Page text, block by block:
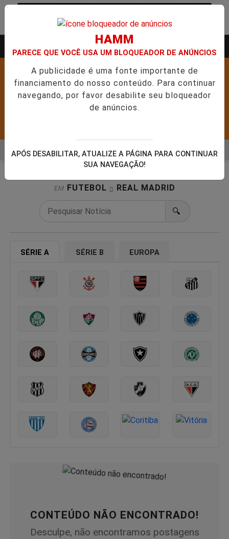
ABRE 5,1 MIL NOVAS VAGAS DO ALUGUEL SOCIAL EM 40
MENU
EM FUTEBOL REAL MADRID
🔍
SÉRIE A SÉRIE B EUROPA
CONTEÚDO NÃO ENCONTRADO!
Desculpe, não encontramos postagens
HAMM
PARECE QUE VOCÊ USA UM BLOQUEADOR DE ANÚNCIOS
A publicidade é uma fonte importante de
financiamento do nosso conteúdo. Para continuar
navegando, por favor desabilite seu bloqueador
de anúncios.
APÓS DESABILITAR, ATUALIZE A PÁGINA PARA CONTINUAR
SUA NAVEGAÇÃO!